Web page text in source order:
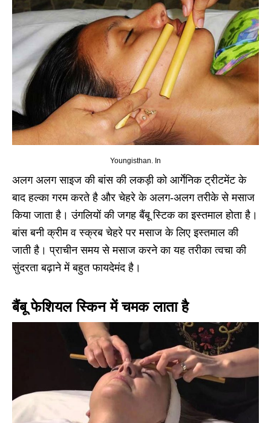
Youngisthan. In
अलग अलग साइज की बांस की लकड़ी को आर्गेनिक ट्रीटमेंट के
बाद हल्का गरम करते है और चेहरे के अलग-अलग तरीके से मसाज
किया जाता है। उंगलियों की जगह बैंबू स्टिक का इस्तमाल होता है।
बांस बनी क्रीम व स्क्रब चेहरे पर मसाज के लिए इस्तमाल की
जाती है। प्राचीन समय से मसाज करने का यह तरीका त्वचा की
सुंदरता बढ़ाने में बहुत फायदेमंद है।
बैंबू फेशियल स्किन में चमक लाता है